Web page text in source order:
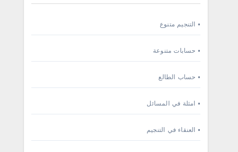
• التنجيم متنوع
• حسابات متنوعة
• حساب الطالع
• امثلة في المسائل
• العنقاء في التنجيم